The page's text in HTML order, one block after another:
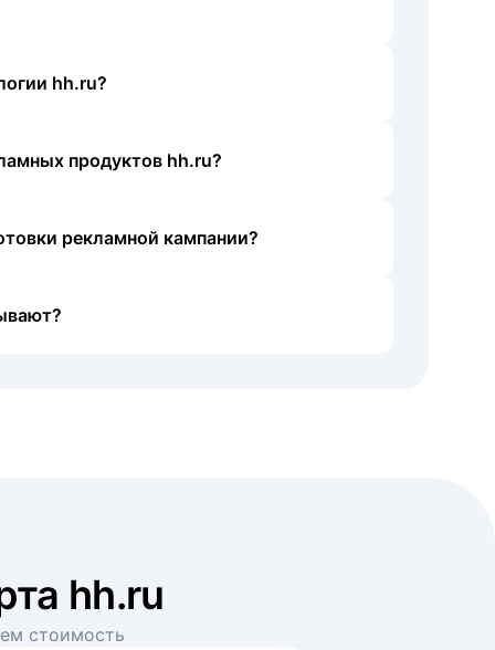
hh.ru?
продуктов hh.ru?
рекламной кампании?
hh.ru
стоимость